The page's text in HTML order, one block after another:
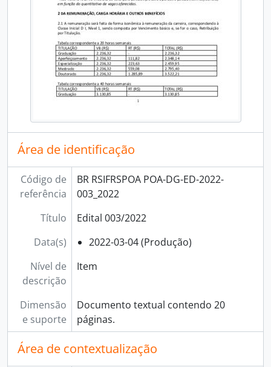
[Item] Edital 032/2022
[Item] Edital 034/2022
[Item] Edital 036/2022
[Item] Edital 038/2022
[Item] Edital 039/2022
[Item] Edital 040/2022
[Item] Edital 042/2022
[Item] Edital 044/2022
[Item] Edital 045/2022
[Item] Edital 046/2022
[Item] Edital 047/2022
[Subséries] 2023
[Séries] Instruções Normativas
[Séries] Portarias
[Subfundos] Diretoria de Extensão
[Subfundos] Diretoria de Pesquisa, Pós-Graduação e Inovação
[Subfundos] Núcleo de Memória
Área de identificação
Código de
referência
BR RSIFRSPOA POA-DG-ED-2022-
003_2022
Título
Edital 003/2022
Data(s)
2022-03-04 (Produção)
Nível de
descrição
Item
Dimensão
e suporte
Documento textual contendo 20
páginas.
Área de contextualização